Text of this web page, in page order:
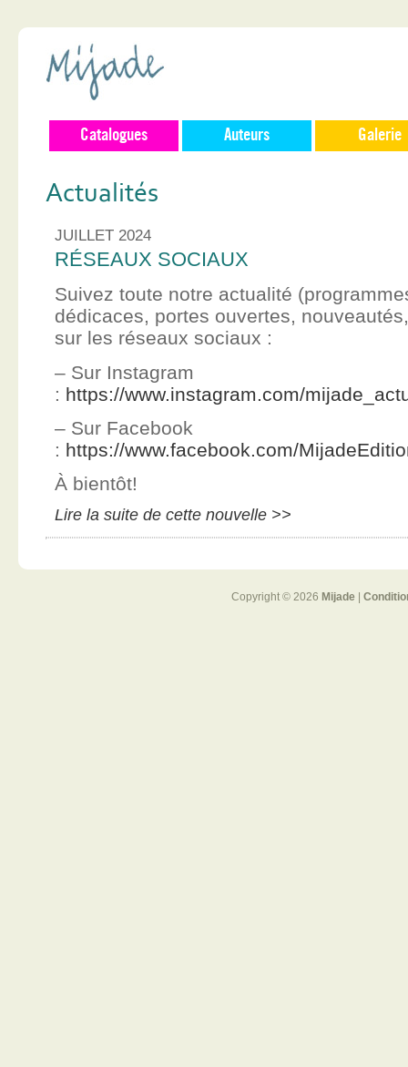
Catalogues Auteurs Galerie
Actualités
JUILLET 2024
RÉSEAUX SOCIAUX
Suivez toute notre actualité
dédicaces, portes ouvertes,
sur les réseaux sociaux :
– Sur Instagram
: https://www.instagram.com/
– Sur Facebook
: https://www.facebook.com/
À bientôt!
Lire la suite de cette nouvelle >>
Copyright © 2026 Mijade|